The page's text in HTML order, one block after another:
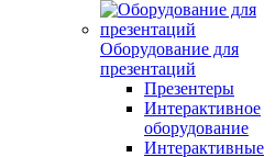
Оборудование для
презентаций
Презентеры
Интерактивное
оборудование
Интерактивные